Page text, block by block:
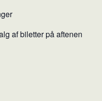
af biletter på aftenen